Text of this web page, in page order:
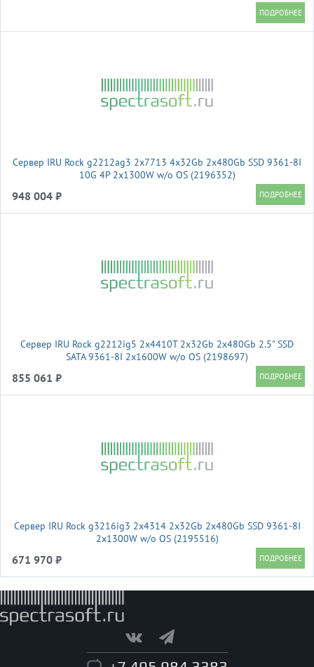
Сервер IRU Rock g2212ag3 2x7713 4x32Gb 2x480Gb SSD 9361-8I
10G 4P 2x1300W w/o OS (2196352)
948 004 ₽
Сервер IRU Rock g2212ig5 2x4410T 2x32Gb 2x480Gb 2.5" SSD
SATA 9361-8I 2x1600W w/o OS (2198697)
855 061 ₽
Сервер IRU Rock g3216ig3 2x4314 2x32Gb 2x480Gb SSD 9361-8I
2x1300W w/o OS (2195516)
671 970 ₽